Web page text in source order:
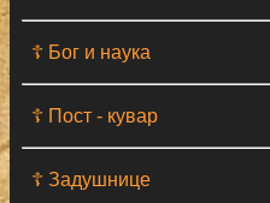
☦ Бог и наука
☦ Пост - кувар
☦ Задушнице